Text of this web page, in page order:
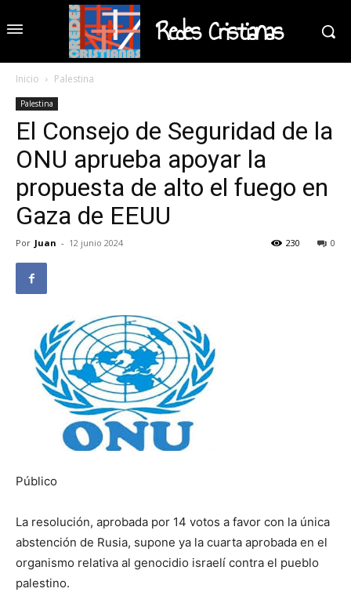
Redes Cristianas
Inicio Palestina
Palestina
El Consejo de Seguridad de la
ONU aprueba apoyar la
propuesta de alto el fuego en
Gaza de EEUU
Por Juan - 12 junio 2024 0
230
Público
La resolución, aprobada por 14 votos a favor con la única
abstención de Rusia, supone ya la cuarta aprobada en el
organismo relativa al genocidio israelí contra el pueblo
palestino.